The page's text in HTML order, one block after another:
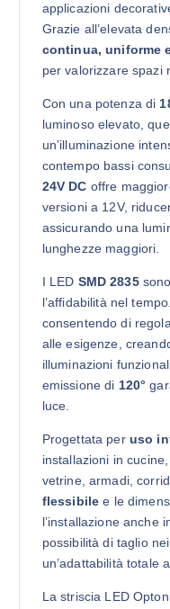
applicazioni
Grazie all’elevata
continua, uniforme
per valorizzare spazi
Con una potenza di
luminoso elevato,
un’illuminazione
contempo bassi
24V DC offre
versioni a 12V,
assicurando una
lunghezze maggiori.
I LED SMD 2835
l’affidabilità nel
consentendo di
alle esigenze,
illuminazioni
emissione di 120°
luce.
Progettata per uso
installazioni in
vetrine, armadi,
flessibile e le
l’installazione anche
possibilità di taglio
un’adattabilità totale
La striscia LED